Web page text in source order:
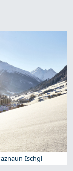
Ischgl